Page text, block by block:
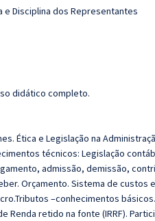
e Disciplina dos Representantes
didático completo.
Ética e Legislação na
técnicos: Legislação
admissão, demissão,
Orçamento. Sistema de custos e
–conhecimentos
retido na fonte (IRRF).